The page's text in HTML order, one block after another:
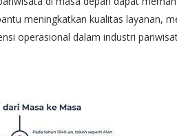
meningkatkan kualitas layanan,
operasional dalam industri